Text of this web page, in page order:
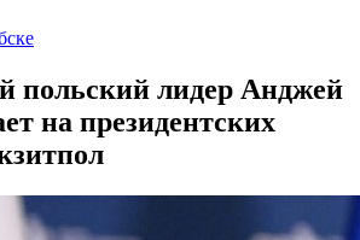
польский лидер Анджей
на президентских